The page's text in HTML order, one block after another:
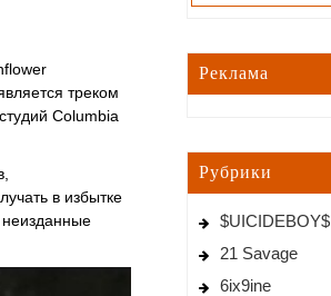
треком
Columbia
в избытке
неизданные
Реклама
Рубрики
$UICIDEBOY$
21 Savage
6ix9ine